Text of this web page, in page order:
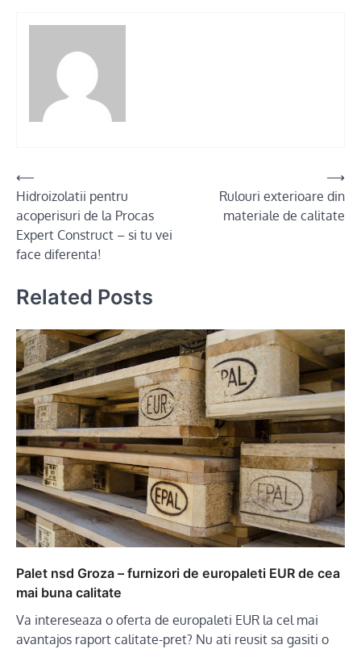
Post
navigation
⟵
Hidroizolatii pentru
acoperisuri de la Procas
Expert Construct – si tu vei
face diferenta!
Rulouri exterioare din
materiale de calitate
⟶
Related Posts
Palet nsd Groza – furnizori de europaleti EUR de cea
mai buna calitate
Va intereseaza o oferta de europaleti EUR la cel mai
avantajos raport calitate-pret? Nu ati reusit sa gasiti o